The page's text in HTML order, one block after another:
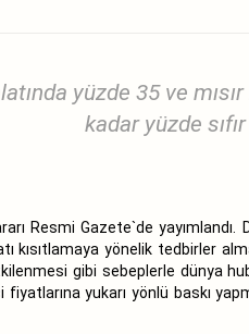
yüzde 35 ve
kadar yüzde
Resmi Gazete`de
kısıtlamaya yönelik tedbirler
gibi sebeplerle dünya
yukarı yönlü baskı